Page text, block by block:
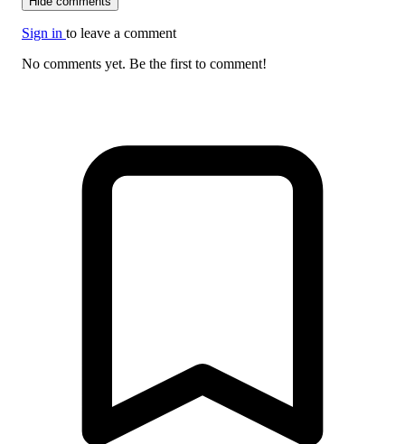
Sign in to leave a comment
No comments yet. Be the first to comment!